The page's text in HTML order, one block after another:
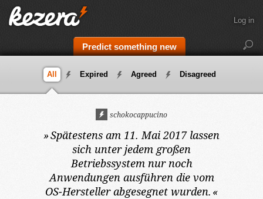
Predict something new
Log in
All Expired Agreed Disagreed
schokocappucino
»Spätestens am 11. Mai 2017 lassen
sich unter jedem großen
Betriebssystem nur noch
Anwendungen ausführen die vom
OS-Hersteller abgesegnet wurden. «